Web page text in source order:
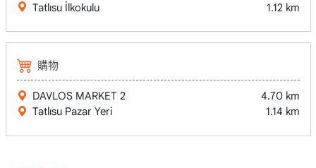
Tatlısu İlkokulu 1.12 km
購物
DAVLOS MARKET 2
4.70 km
Tatlısu Pazar Yeri
1.14 km